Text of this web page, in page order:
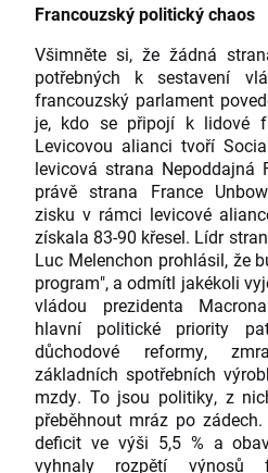
Francouzský politický chaos
Všimněte si, že žádná
potřebných k sestavení
francouzský parlament
je, kdo se připojí k lidové
Levicovou alianci tvoří
levicová strana Nepoddajná
právě strana France
zisku v rámci levicové
získala 83-90 křesel. Lídr
Luc Melenchon prohlásil, že
program", a odmítl jakékoli
vládou prezidenta
hlavní politické priority
důchodové reformy,
základních spotřebních
mzdy. To jsou politiky, z
přeběhnout mráz po
deficit ve výši 5,5 % a
vyhnaly rozpětí výnosů